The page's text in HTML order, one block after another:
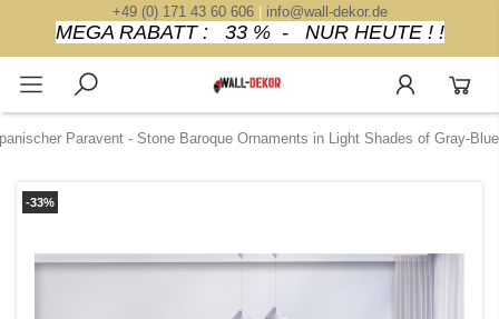
+49 (0) 171 43 60 606| info@wall-dekor.de
MEGA RABATT : 33 % - NUR HEUTE ! !
Paravent - Stone Baroque Ornaments in Light Shades of Gray-Blue
-33%